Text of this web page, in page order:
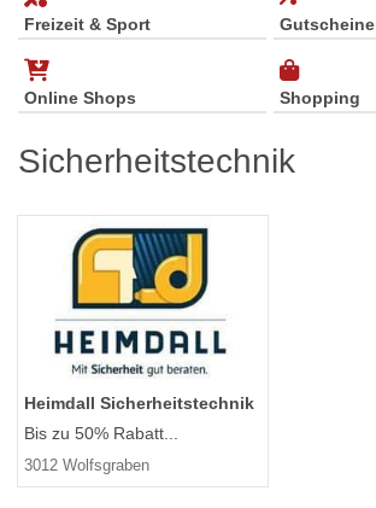
Freizeit & Sport Gutscheine
Online Shops Shopping
Sicherheitstechnik
Heimdall Sicherheitstechnik
Bis zu 50% Rabatt...
3012 Wolfsgraben